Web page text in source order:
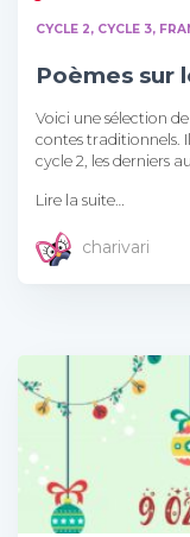
CYCLE 2 CYCLE 3
Poèmes sur
Voici une sélection
contes traditionnels.
cycle 2, les derniers
Lire la suite…
charivari